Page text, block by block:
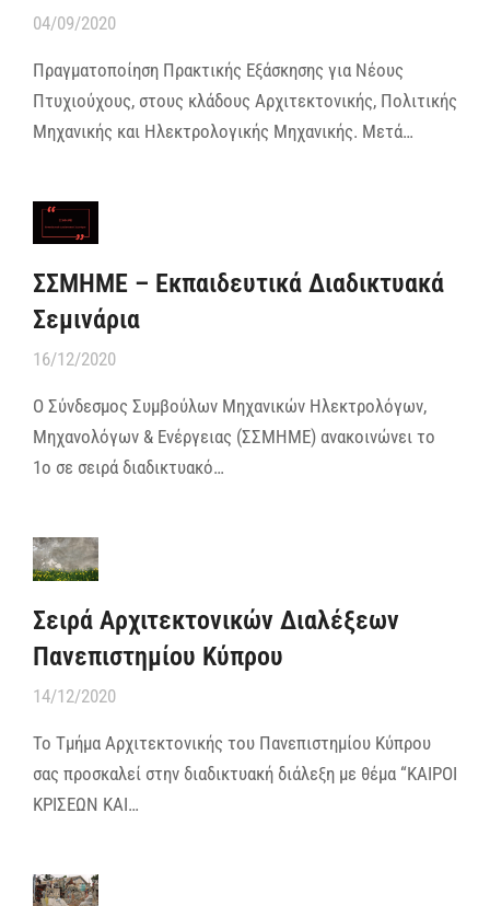
04/09/2020
Πραγματοποίηση Πρακτικής Εξάσκησης για Νέους
Πτυχιούχους, στους κλάδους Αρχιτεκτονικής, Πολιτικής
Μηχανικής και Ηλεκτρολογικής Μηχανικής. Μετά…
ΣΣΜΗΜΕ – Εκπαιδευτικά Διαδικτυακά
Σεμινάρια
16/12/2020
Ο Σύνδεσμος Συμβούλων Μηχανικών Ηλεκτρολόγων,
Μηχανολόγων & Ενέργειας (ΣΣΜΗΜΕ) ανακοινώνει το
1ο σε σειρά διαδικτυακό…
Σειρά Αρχιτεκτονικών Διαλέξεων
Πανεπιστημίου Κύπρου
14/12/2020
Το Τμήμα Αρχιτεκτονικής του Πανεπιστημίου Κύπρου
σας προσκαλεί στην διαδικτυακή διάλεξη με θέμα “ΚΑΙΡΟΙ
ΚΡΙΣΕΩΝ ΚΑΙ…